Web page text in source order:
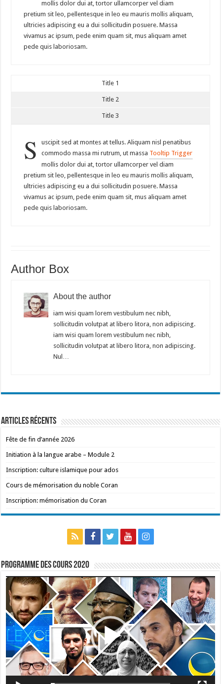
mollis dolor dui at, tortor ullamcorper vel diam
pretium sit leo, pellentesque in leo eu mauris mollis aliquam,
ultricies adipiscing eu a dui sollicitudin posuere. Massa
vivamus ac ipsum, pede enim quam sit, mus aliquam amet
pede quis laboriosam.
Title 1
Title 2
Title 3
S
uscipit sed at montes at tellus. Aliquam nisl penatibus
commodo massa mi rutrum, ut massa Tooltip Trigger
mollis dolor dui at, tortor ullamcorper vel diam
pretium sit leo, pellentesque in leo eu mauris mollis aliquam,
ultricies adipiscing eu a dui sollicitudin posuere. Massa
vivamus ac ipsum, pede enim quam sit, mus aliquam amet
pede quis laboriosam.
Author Box
About the author
iam wisi quam lorem vestibulum nec nibh,
sollicitudin volutpat at libero litora, non adipiscing.
iam wisi quam lorem vestibulum nec nibh,
sollicitudin volutpat at libero litora, non adipiscing.
Nul…
Articles récents
Fête de fin d’année 2026
Initiation à la langue arabe – Module 2
Inscription: culture islamique pour ados
Cours de mémorisation du noble Coran
Inscription: mémorisation du Coran
Programme des cours 2020
Lecteur
vidéo